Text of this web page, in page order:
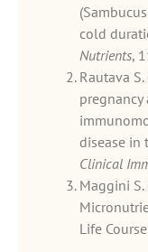
cold
Nutrients,
Rautava
disease in
Clinical
Maggini
Life